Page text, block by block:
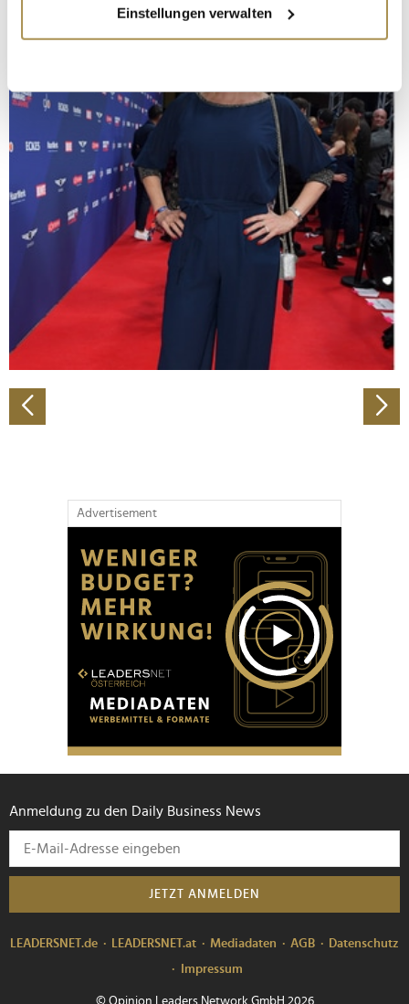
Informationen über Ihre geografische Lage
erfassen, welche bis auf einige Meter genau sein
bestimmten Merkmalen (Fingerprinting) identifizieren
Erfahren Sie mehr darüber, wie Ihre persönlichen Daten
verarbeitet werden, und legen Sie Ihre Präferenzen im
Abschnitt Einzelheitenfest.
Wir verwenden Cookies, um Inhalte und Anzeigen zu
personalisieren, Funktionen für soziale Medien anbieten
zu können und die Zugriffe auf unsere Website zu
analysieren. Außerdem geben wir Informationen zu Ihrer
Verwendung unserer Website an unsere Partner für
soziale Medien, Werbung und Analysen weiter. Unsere
Partner führen diese Informationen möglicherweise mit
haben oder die sie im Rahmen Ihrer Nutzung der Dienste
gesammelt haben.
Einstellungen verwalten
Advertisement
Anmeldung zu den Daily Business News
JETZT ANMELDEN
LEADERSNET.de LEADERSNET.at Mediadaten AGB
Datenschutz
Impressum